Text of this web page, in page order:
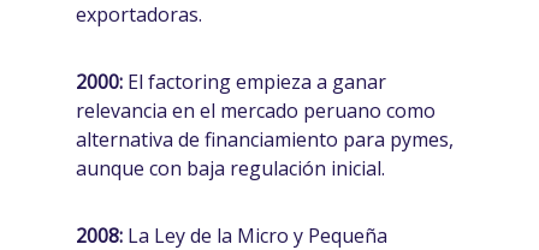
exportadoras.
2000: El factoring empieza a ganar
relevancia en el mercado peruano como
alternativa de financiamiento para pymes,
aunque con baja regulación inicial.
2008: La Ley de la Micro y Pequeña